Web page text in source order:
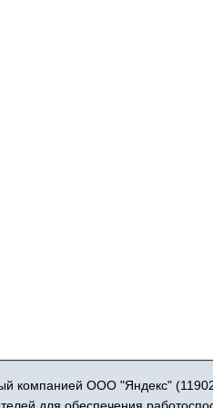
издание «Новости
службой по надзору в
компанией ООО "Яндекс"